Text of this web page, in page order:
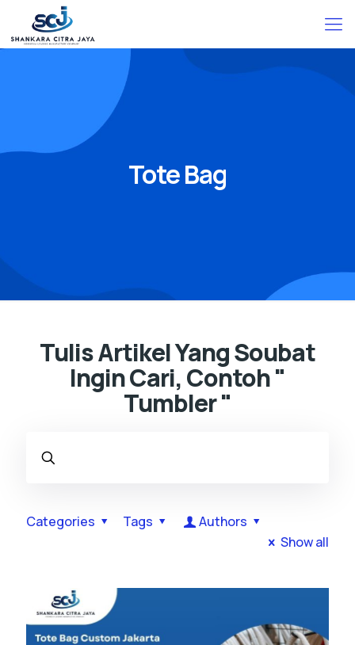
Tote Bag
Tulis Artikel Yang Soubat
Ingin Cari, Contoh "
Tumbler "
Categories Tags
Authors
Show all